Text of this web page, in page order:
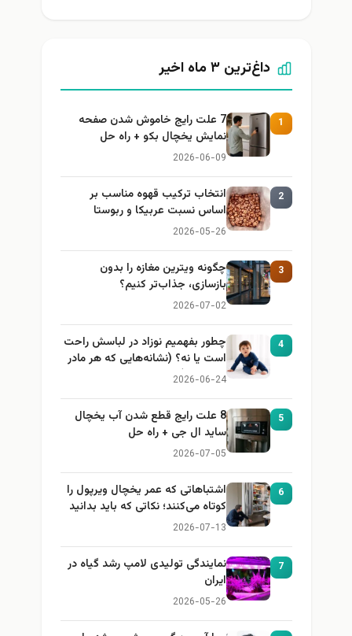
داغ‌ترین ۳ ماه اخیر
1
7 علت رایج خاموش شدن صفحه
نمایش یخچال بکو + راه حل
2026-06-09
2
انتخاب ترکیب قهوه مناسب بر
اساس نسبت عربیکا و ربوستا
2026-05-26
3
چگونه ویترین مغازه را بدون
بازسازی، جذاب‌تر کنیم؟
2026-07-02
4
چطور بفهمیم نوزاد در لباسش راحت
است یا نه؟ (نشانه‌هایی که هر مادر
باید بداند)
2026-06-24
5
8 علت رایج قطع شدن آب یخچال
ساید ال جی + راه حل
2026-07-05
6
اشتباهاتی که عمر یخچال ویرپول را
کوتاه می‌کنند؛ نکاتی که باید بدانید
2026-07-13
7
نمایندگی تولیدی لامپ رشد گیاه در
ایران
2026-05-26